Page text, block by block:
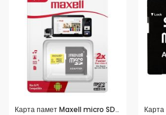
Карта памет Maxell micro SDHC, 32GB